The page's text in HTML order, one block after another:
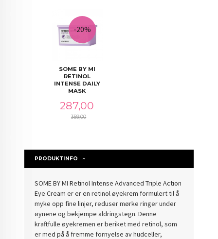
SOME BY MI
RETINOL
INTENSE DAILY
MASK
Tilbud
287,00
359,00
-20%
PRODUKTINFO
SOME BY MI Retinol Intense Advanced Triple Action
Eye Cream er er en retinol øyekrem formulert til å
myke opp fine linjer, reduser mørke ringer under
øynene og bekjempe aldringstegn. Denne
kraftfulle øyekremen er beriket med retinol, som
er med på å fremme fornyelse av hudceller,